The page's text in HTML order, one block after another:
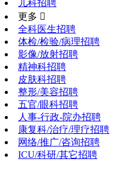
儿科招聘
更多 
全科医生招聘
体检/检验/病理招聘
影像/放射招聘
精神科招聘
皮肤科招聘
整形/美容招聘
五官/眼科招聘
人事-行政-院办招聘
康复科/治疗/理疗招聘
网络/推广/咨询招聘
ICU/科研/其它招聘